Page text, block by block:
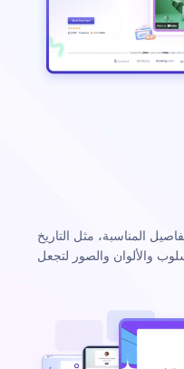
المناسبة، مثل التاريخ
والألوان والصور لتجعل